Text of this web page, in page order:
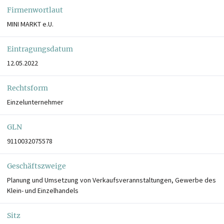
Firmenwortlaut
MINI MARKT e.U.
Eintragungsdatum
12.05.2022
Rechtsform
Einzelunternehmer
GLN
9110032075578
Geschäftszweige
Planung und Umsetzung von Verkaufsverannstaltungen, Gewerbe des
Klein- und Einzelhandels
Sitz